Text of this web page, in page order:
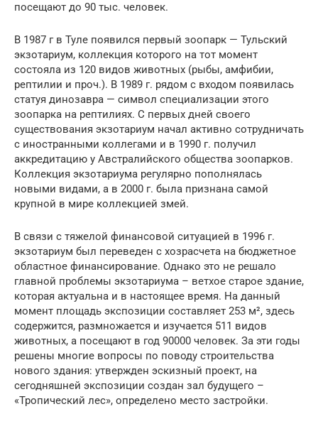
посещают до 90 тыс. человек.
В 1987 г в Туле появился первый зоопарк — Тульский
экзотариум, коллекция которого на тот момент
состояла из 120 видов животных (рыбы, амфибии,
рептилии и проч.). В 1989 г. рядом с входом появилась
статуя динозавра — символ специализации этого
зоопарка на рептилиях. С первых дней своего
существования экзотариум начал активно сотрудничать
с иностранными коллегами и в 1990 г. получил
аккредитацию у Австралийского общества зоопарков.
Коллекция экзотариума регулярно пополнялась
новыми видами, а в 2000 г. была признана самой
крупной в мире коллекцией змей.
В связи с тяжелой финансовой ситуацией в 1996 г.
экзотариум был переведен с хозрасчета на бюджетное
областное финансирование. Однако это не решало
главной проблемы экзотариума – ветхое старое здание,
которая актуальна и в настоящее время. На данный
момент площадь экспозиции составляет 253 м², здесь
содержится, размножается и изучается 511 видов
животных, а посещают в год 90000 человек. За эти годы
решены многие вопросы по поводу строительства
нового здания: утвержден эскизный проект, на
сегодняшней экспозиции создан зал будущего –
«Тропический лес», определено место застройки.